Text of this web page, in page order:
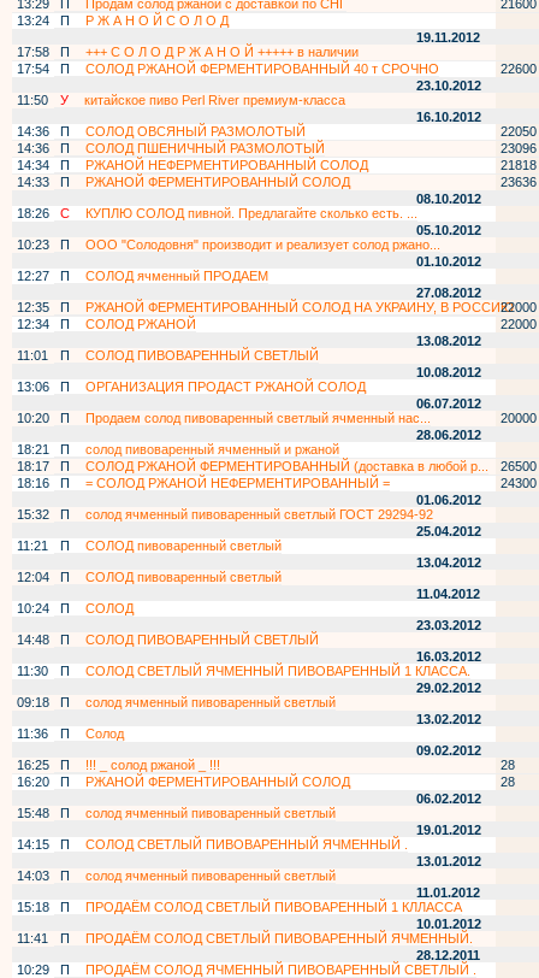
13:29 Продам солод ржаной с доставкой по СНГ
21600
13:24
П
Р Ж А Н О Й С О Л О Д
19.11.2012
17:58
П
+++ С О Л О Д Р Ж А Н О Й +++++ в наличии
17:54
П СОЛОД РЖАНОЙ ФЕРМЕНТИРОВАННЫЙ 40 т СРОЧНО
22600
23.10.2012
11:50
У
китайское пиво Perl River премиум-класса
16.10.2012
14:36
П СОЛОД ОВСЯНЫЙ РАЗМОЛОТЫЙ
22050
14:36
П СОЛОД ПШЕНИЧНЫЙ РАЗМОЛОТЫЙ
23096
14:34
П РЖАНОЙ НЕФЕРМЕНТИРОВАННЫЙ СОЛОД
21818
14:33
П РЖАНОЙ ФЕРМЕНТИРОВАННЫЙ СОЛОД
23636
08.10.2012
18:26
С
КУПЛЮ СОЛОД пивной. Предлагайте сколько есть. ...
05.10.2012
10:23
П
ООО "Солодовня" производит и реализует солод ржано...
01.10.2012
12:27
П
СОЛОД ячменный ПРОДАЕМ
27.08.2012
12:35
П РЖАНОЙ ФЕРМЕНТИРОВАННЫЙ СОЛОД НА УКРАИНУ, В РОССИЮ22000
12:34
П СОЛОД РЖАНОЙ
22000
13.08.2012
11:01
П
СОЛОД ПИВОВАРЕННЫЙ СВЕТЛЫЙ
10.08.2012
13:06
П
ОРГАНИЗАЦИЯ ПРОДАСТ РЖАНОЙ СОЛОД
06.07.2012
10:20
П Продаем солод пивоваренный светлый ячменный нас...
20000
28.06.2012
18:21
П
солод пивоваренный ячменный и ржаной
18:17
П СОЛОД РЖАНОЙ ФЕРМЕНТИРОВАННЫЙ (доставка в любой р...
26500
18:16
П = СОЛОД РЖАНОЙ НЕФЕРМЕНТИРОВАННЫЙ =
24300
01.06.2012
15:32
П
солод ячменный пивоваренный светлый ГОСТ 29294-92
25.04.2012
11:21
П
СОЛОД пивоваренный светлый
13.04.2012
12:04
П
СОЛОД пивоваренный светлый
11.04.2012
10:24
П
СОЛОД
23.03.2012
14:48
П
СОЛОД ПИВОВАРЕННЫЙ СВЕТЛЫЙ
16.03.2012
11:30
П
СОЛОД СВЕТЛЫЙ ЯЧМЕННЫЙ ПИВОВАРЕННЫЙ 1 КЛАССА.
29.02.2012
09:18
П
солод ячменный пивоваренный светлый
13.02.2012
11:36
П
Солод
09.02.2012
16:25
П !!! _ солод ржаной _ !!!
28
16:20
П РЖАНОЙ ФЕРМЕНТИРОВАННЫЙ СОЛОД
28
06.02.2012
15:48
П
солод ячменный пивоваренный светлый
19.01.2012
14:15
П
СОЛОД СВЕТЛЫЙ ПИВОВАРЕННЫЙ ЯЧМЕННЫЙ .
13.01.2012
14:03
П
солод ячменный пивоваренный светлый
11.01.2012
15:18
П
ПРОДАЁМ СОЛОД СВЕТЛЫЙ ПИВОВАРЕННЫЙ 1 КЛЛАССА
10.01.2012
11:41
П
ПРОДАЁМ СОЛОД СВЕТЛЫЙ ПИВОВАРЕННЫЙ ЯЧМЕННЫЙ.
28.12.2011
10:29
П
ПРОДАЁМ СОЛОД ЯЧМЕННЫЙ ПИВОВАРЕННЫЙ СВЕТЛЫЙ .